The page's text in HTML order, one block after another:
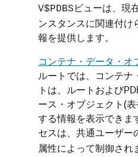
V$PDBS ビューは、現
ンスタンスに関連付け
報を提供します。
コンテナ・データ・オ
ルートでは、コンテナ
トは、ルートおよび
ース・オブジェクト(
する情報を表示できま
セスは、共通ユーザー
属性によって制御され